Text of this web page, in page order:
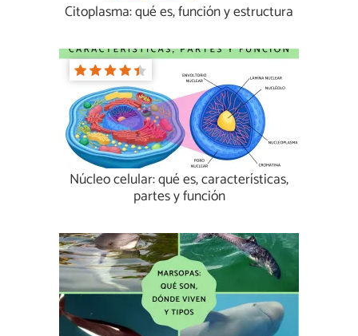
Citoplasma: qué es, función y estructura
Núcleo celular: qué es, características,
partes y función